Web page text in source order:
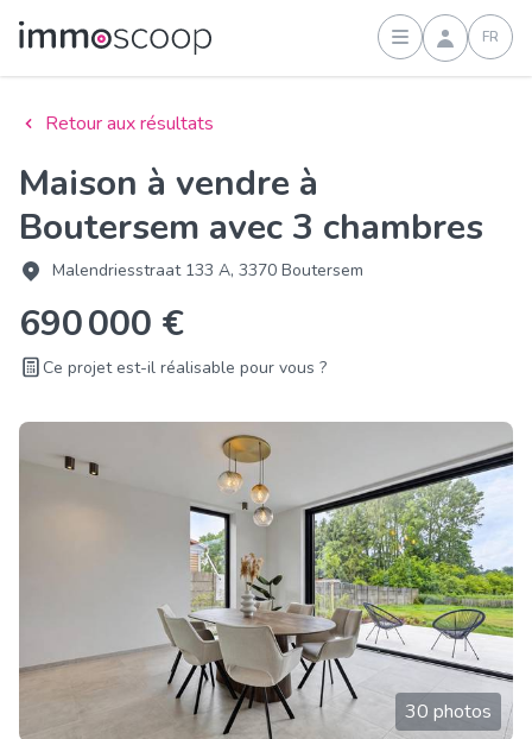
Connexion
FR
Retour aux résultats
Maison à vendre à
Boutersem avec 3 chambres
Malendriesstraat 133 A, 3370 Boutersem
690 000 €
Ce projet est-il réalisable pour vous ?
30 photos